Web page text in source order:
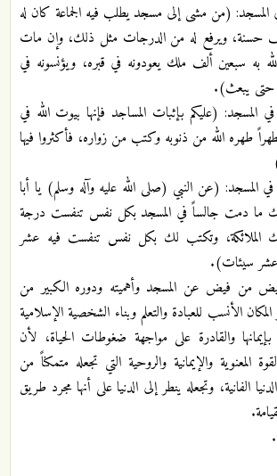
المسجد: (من مشى إلى مسجد يطلب فيه الجماعة كان له
حسنة، ويرفع له من الدرجات مثل ذلك، وإن مات
به سبعين ألف ملك يعودونه في قبره، ويؤنسونه في
حتى يبعث).
المسجد: (عليكم بإثبات المساجد فإنها بيوت الله في
طهره الله من ذنوبه وكتب من زواره، فأكثروا فيها
المسجد: (عن النبي (صلى الله عليه وآله وسلم) يا أبا
ما دمت جالساً في المسجد بكل نفس تنفست درجة
الملائكة، وتكتب لك بكل نفس تنفست فيه عشر
سيئات).
من فيض عن المسجد وأهميته ودوره الكبير من
الأنسب للعبادة والتعلم وبناء الشخصية الإسلامية
بإيمانها والقادرة على مواجهة ضغوطات الحياة، لأن
المعنوية والإيمانية والروحية التي تجعله متمكناً من
الفانية، وتجعله ينطر إلى الدنيا على أنها مجرد طريق
.